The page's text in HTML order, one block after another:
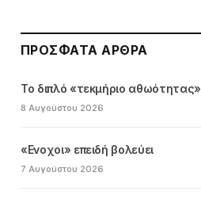
ΠΡΌΣΦΑΤΑ ΆΡΘΡΑ
Το διπλό «τεκμήριο αθωότητας»
8 Αυγούστου 2026
«Ενοχοι» επειδή βολεύει
7 Αυγούστου 2026